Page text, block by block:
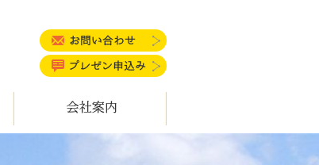
お問い合わせ
プレゼン申込み